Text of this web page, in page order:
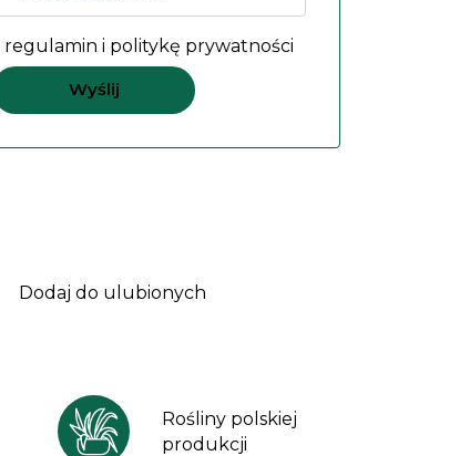
regulamin i politykę prywatności
Dodaj do ulubionych
Rośliny polskiej
produkcji